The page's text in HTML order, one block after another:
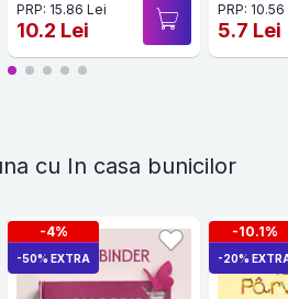
PRP: 15.86 Lei
10.2 Lei
PRP:
5.7 Lei
cu In casa bunicilor
-4%
-50% EXTRA
-10.1%
-20%